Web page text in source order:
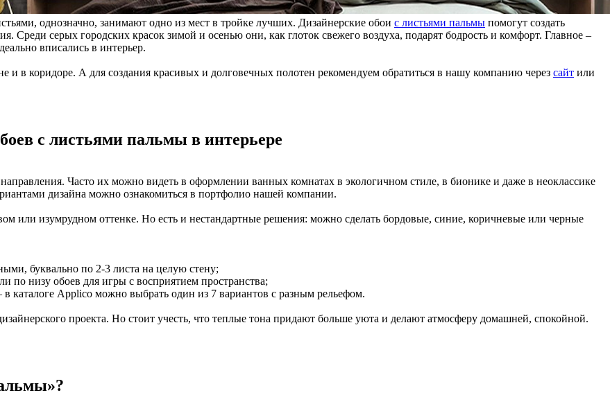
однозначно, занимают одно из мест в тройке лучших. Дизайнерские обои с листьями пальмы помогут создать
серых городских красок зимой и осенью они, как глоток свежего воздуха, подарят бодрость и комфорт. Главное –
вписались в интерьер.
и в коридоре. А для создания красивых и долговечных полотен рекомендуем обратиться в нашу компанию через сайт или
с листьями пальмы в интерьере
Часто их можно видеть в оформлении ванных комнатах в экологичном стиле, в бионике и даже в неоклассике
дизайна можно ознакомиться в портфолио нашей компании.
или изумрудном оттенке. Но есть и нестандартные решения: можно сделать бордовые, синие, коричневые или черные
буквально по 2-3 листа на целую стену;
по низу обоев для игры с восприятием пространства;
каталоге Applico можно выбрать один из 7 вариантов с разным рельефом.
проекта. Но стоит учесть, что теплые тона придают больше уюта и делают атмосферу домашней, спокойной.